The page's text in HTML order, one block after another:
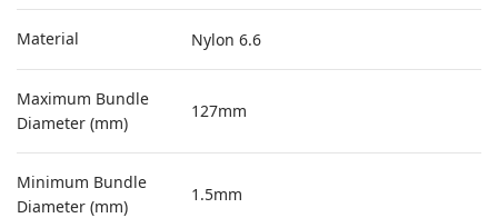
Material Nylon 6.6
Maximum Bundle
Diameter (mm)
127mm
Minimum Bundle
Diameter (mm)
1.5mm